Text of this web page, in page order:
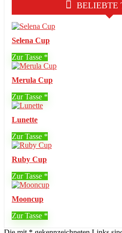
BELIEBTE
Selena Cup
Zur Tasse
Merula Cup
Zur Tasse
Lunette
Zur Tasse
Ruby Cup
Zur Tasse
Mooncup
Zur Tasse